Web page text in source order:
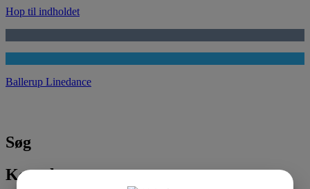
Hop til indholdet
Ballerup Linedance
Søg
Kontakt os